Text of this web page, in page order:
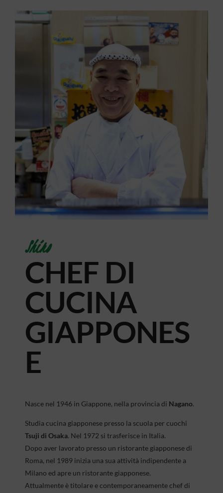
Shiro
CHEF DI
CUCINA
GIAPPONES
E
Nasce nel 1946 in Giappone, nella provincia di Nagano.
Studia cucina giapponese presso la scuola per cuochi
Tsuji di Osaka. Nel 1972 si trasferisce in Italia.
Dopo aver lavorato presso un ristorante giapponese di
Roma, nel 1989 inizia una sua attività indipendente a
Milano ed apre un ristorante giapponese.
Attualmente è titolare e contemporaneamente chef di